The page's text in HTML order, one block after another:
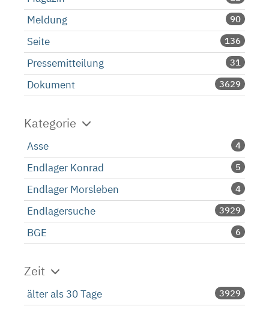
Meldung 90
Seite 136
Pressemitteilung 31
Dokument 3629
Kategorie
Asse 4
Endlager Konrad 5
Endlager Morsleben 4
Endlagersuche 3929
BGE 6
Zeit
älter als 30 Tage 3929